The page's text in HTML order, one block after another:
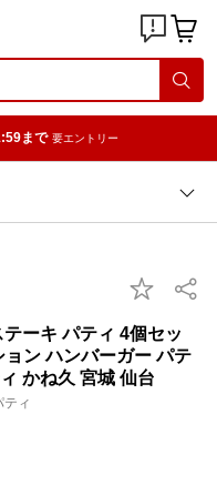
まで 要エントリー
ーキ パティ 4個セッ
ョン ハンバーガー パテ
かね久 宮城 仙台
ィ